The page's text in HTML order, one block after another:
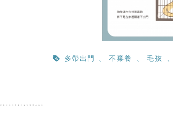
多帶出門 不棄養 毛孩